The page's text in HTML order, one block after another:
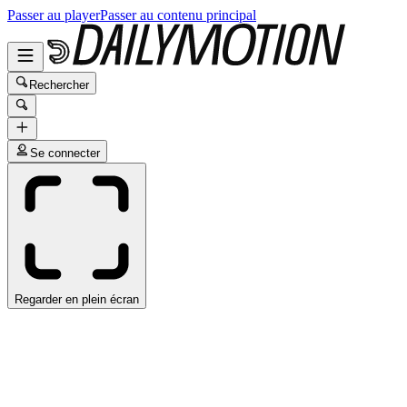
Passer au playerPasser au contenu principal
Rechercher
Se connecter
Regarder en plein écran